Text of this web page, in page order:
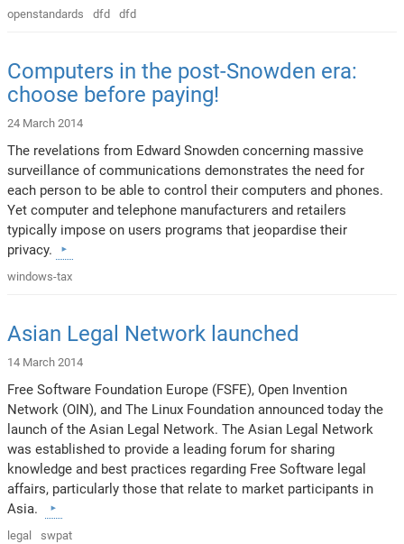
openstandards dfd dfd
Computers in the post-Snowden era:
choose before paying!
24 March 2014
The revelations from Edward Snowden concerning massive
surveillance of communications demonstrates the need for
each person to be able to control their computers and phones.
Yet computer and telephone manufacturers and retailers
typically impose on users programs that jeopardise their
privacy.
windows-tax
Asian Legal Network launched
14 March 2014
Free Software Foundation Europe (FSFE), Open Invention
Network (OIN), and The Linux Foundation announced today the
launch of the Asian Legal Network. The Asian Legal Network
was established to provide a leading forum for sharing
knowledge and best practices regarding Free Software legal
affairs, particularly those that relate to market participants in
Asia.
legal swpat